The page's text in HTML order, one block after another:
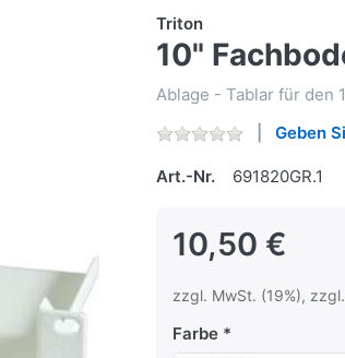
Triton
10"
Ablage - Tablar für den
Geben
Art.-Nr. 691820GR.1
10,50 €
zzgl. MwSt. (19%), zzgl.
Farbe